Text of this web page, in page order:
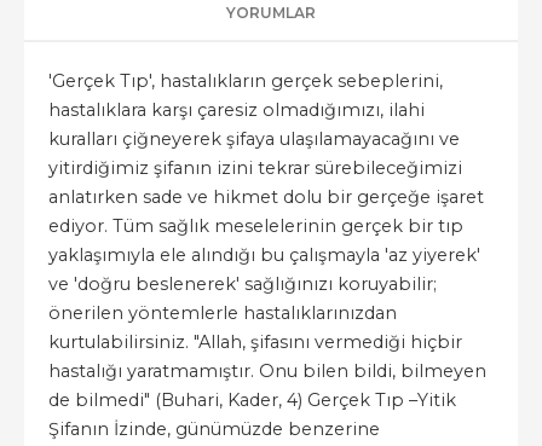
YORUMLAR
'Gerçek Tıp', hastalıkların gerçek sebeplerini,
hastalıklara karşı çaresiz olmadığımızı, ilahi
kuralları çiğneyerek şifaya ulaşılamayacağını ve
yitirdiğimiz şifanın izini tekrar sürebileceğimizi
anlatırken sade ve hikmet dolu bir gerçeğe işaret
ediyor. Tüm sağlık meselelerinin gerçek bir tıp
yaklaşımıyla ele alındığı bu çalışmayla 'az yiyerek'
ve 'doğru beslenerek' sağlığınızı koruyabilir;
önerilen yöntemlerle hastalıklarınızdan
kurtulabilirsiniz. "Allah, şifasını vermediği hiçbir
hastalığı yaratmamıştır. Onu bilen bildi, bilmeyen
de bilmedi" (Buhari, Kader, 4) Gerçek Tıp –Yitik
Şifanın İzinde, günümüzde benzerine